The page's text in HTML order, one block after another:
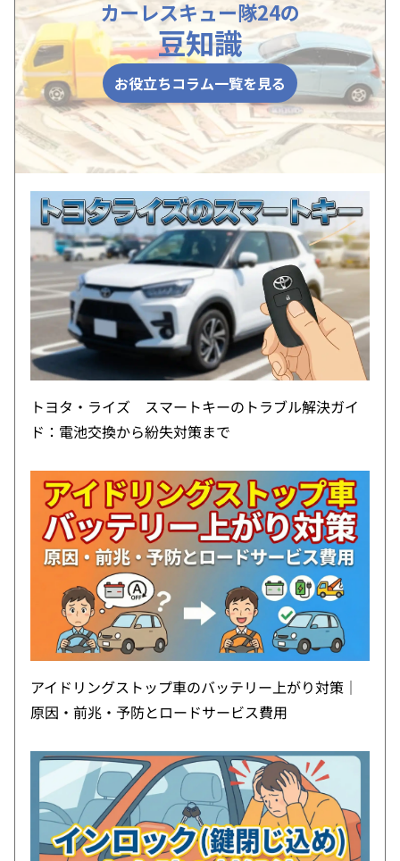
カーレスキュー隊24の
豆知識
お役立ちコラム一覧を見る
トヨタ・ライズ スマートキーのトラブル解決ガイ
ド：電池交換から紛失対策まで
アイドリングストップ車のバッテリー上がり対策｜
原因・前兆・予防とロードサービス費用